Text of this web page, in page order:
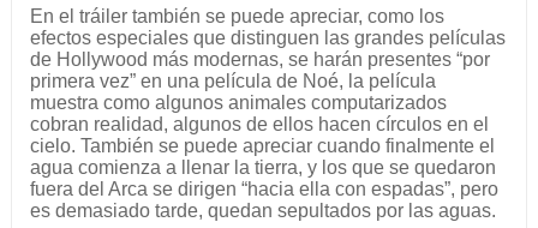
En el tráiler también se puede apreciar, como los
efectos especiales que distinguen las grandes películas
de Hollywood más modernas, se harán presentes “por
primera vez” en una película de Noé, la película
muestra como algunos animales computarizados
cobran realidad, algunos de ellos hacen círculos en el
cielo. También se puede apreciar cuando finalmente el
agua comienza a llenar la tierra, y los que se quedaron
fuera del Arca se dirigen “hacia ella con espadas”, pero
es demasiado tarde, quedan sepultados por las aguas.